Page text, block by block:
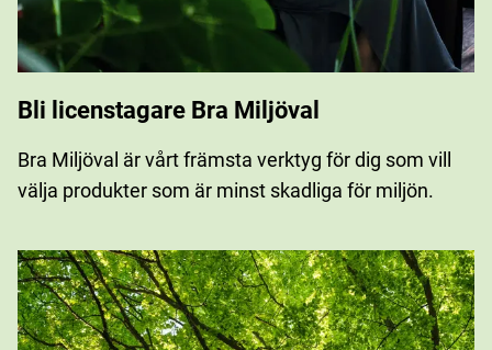
Bli licenstagare Bra Miljöval
Bra Miljöval är vårt främsta verktyg för dig som vill
välja produkter som är minst skadliga för miljön.